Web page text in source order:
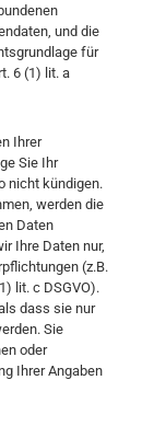
und die
für
6 (1) lit. a
Ihrer
Sie Ihr
nicht kündigen.
werden die
Daten
Ihre Daten nur,
(z.B.
lit. c DSGVO).
dass sie nur
Sie
oder
Ihrer Angaben